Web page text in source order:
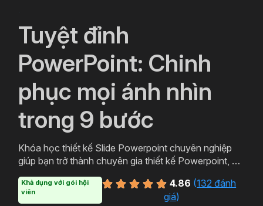
Tuyệt đỉnh
PowerPoint: Chinh
phục mọi ánh nhìn
trong 9 bước
Khóa học thiết kế Slide Powerpoint chuyên nghiệp
giúp bạn trở thành chuyên gia thiết kế Powerpoint, với
bạn có thể học cả về tư duy thiết kế và kỹ năng sử
dụng thành thạo công cụ. Tặng kèm 500+ Slide
Khả dụng với gói hội
viên
4.86 (132 đánh
giá)